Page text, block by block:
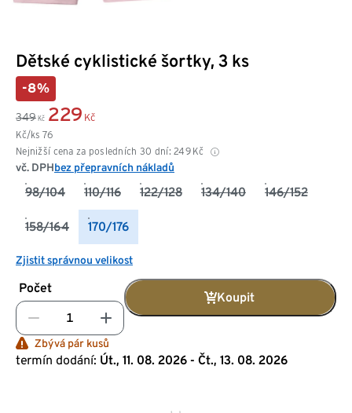
Dětské cyklistické šortky, 3 ks
-8%
349 Kč 229 Kč
Kč/ks 76
Nejnižší cena za posledních 30 dní: 249 Kč
vč. DPHbez přepravních nákladů
98/104 110/116 122/128 134/140 146/152
158/164 170/176
Zjistit správnou velikost
Počet
Koupit
Zbývá pár kusů
termín dodání: Út., 11. 08. 2026 - Čt., 13. 08. 2026